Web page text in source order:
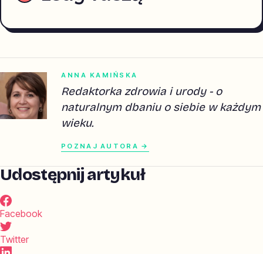
ANNA KAMIŃSKA
Redaktorka zdrowia i urody - o
naturalnym dbaniu o siebie w każdym
wieku.
POZNAJ AUTORA →
Udostępnij artykuł
Facebook
Twitter